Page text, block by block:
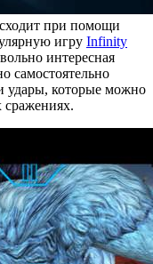
при помощи
игру Infinity
интересная
самостоятельно
удары, которые можно
сражениях.